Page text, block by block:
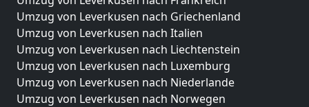
Umzug von Leverkusen nach Griechenland
Umzug von Leverkusen nach Italien
Umzug von Leverkusen nach Liechtenstein
Umzug von Leverkusen nach Luxemburg
Umzug von Leverkusen nach Niederlande
Umzug von Leverkusen nach Norwegen